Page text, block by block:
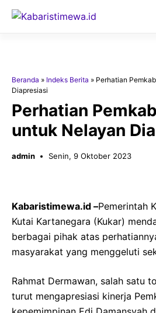
Langsung
Beranda » Indeks Berita » Perhatian
Diapresiasi
Perhatian
untuk Nelayan
admin Senin, 9 Oktober 2023
Kabaristimewa.id –Pemerintah
Kutai Kartanegara (Kukar)
berbagai pihak atas
masyarakat yang menggeluti
Rahmat Dermawan, salah satu
turut mengapresiasi kinerja